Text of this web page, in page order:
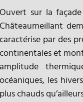
Ouvert sur la
Châteaumeillant
caractérise par des
continentales et
amplitude
océaniques, les
plus chauds